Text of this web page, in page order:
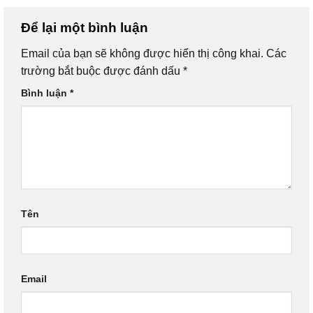
Để lại một bình luận
Email của bạn sẽ không được hiển thị công khai. Các
trường bắt buộc được đánh dấu *
Bình luận *
Tên
Email